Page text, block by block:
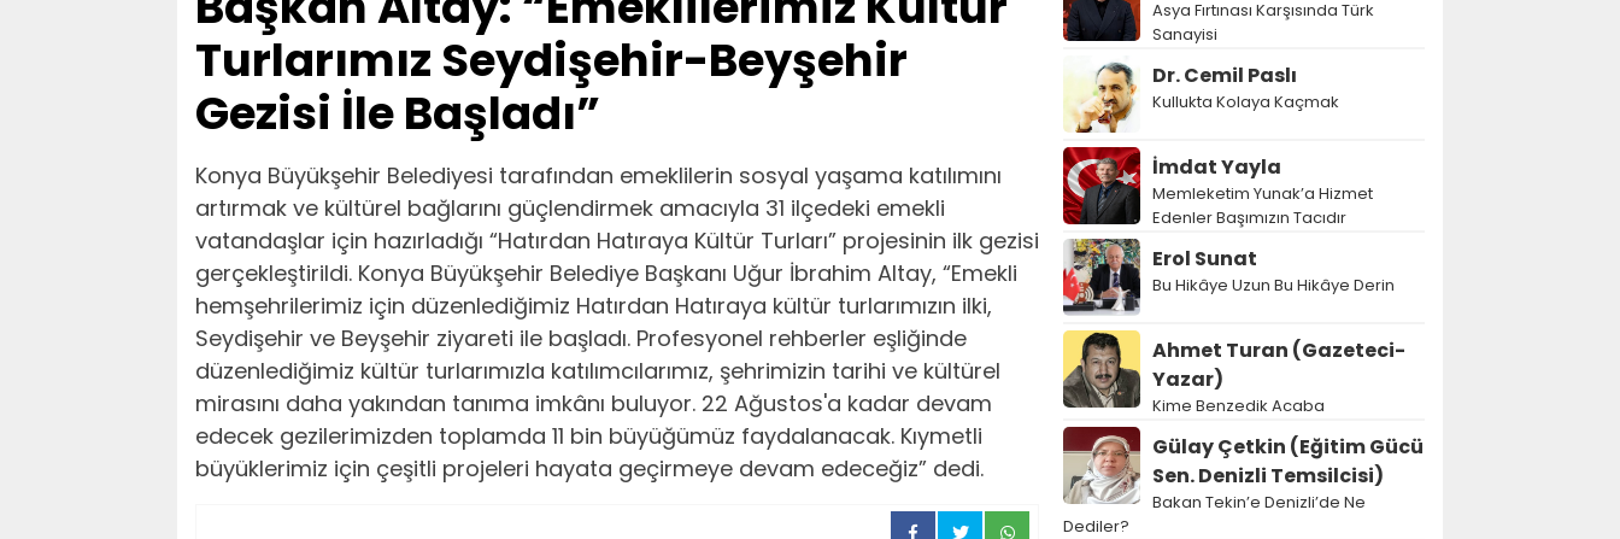
Turlarımız Seydişehir-Beyşehir
Gezisi İle Başladı”
Konya Büyükşehir Belediyesi tarafından emeklilerin sosyal yaşama katılımını
artırmak ve kültürel bağlarını güçlendirmek amacıyla 31 ilçedeki emekli
vatandaşlar için hazırladığı “Hatırdan Hatıraya Kültür Turları” projesinin ilk gezisi
gerçekleştirildi. Konya Büyükşehir Belediye Başkanı Uğur İbrahim Altay, “Emekli
hemşehrilerimiz için düzenlediğimiz Hatırdan Hatıraya kültür turlarımızın ilki,
Seydişehir ve Beyşehir ziyareti ile başladı. Profesyonel rehberler eşliğinde
düzenlediğimiz kültür turlarımızla katılımcılarımız, şehrimizin tarihi ve kültürel
mirasını daha yakından tanıma imkânı buluyor. 22 Ağustos'a kadar devam
edecek gezilerimizden toplamda 11 bin büyüğümüz faydalanacak. Kıymetli
büyüklerimiz için çeşitli projeleri hayata geçirmeye devam edeceğiz” dedi.
Asya Fırtınası Karşısında Türk
Sanayisi
Dr. Cemil Paslı
Kullukta Kolaya Kaçmak
İmdat Yayla
Memleketim Yunak’a Hizmet
Edenler Başımızın Tacıdır
Erol Sunat
Bu Hikâye Uzun Bu Hikâye Derin
Ahmet Turan (Gazeteci-
Yazar)
Kime Benzedik Acaba
Gülay Çetkin (Eğitim Gücü
Sen. Denizli Temsilcisi)
Bakan Tekin’e Denizli’de Ne
Dediler?